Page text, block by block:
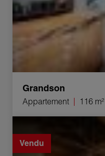
Grandson
Appartement 116 m²
Vente Grange La Sarraz
Vendu